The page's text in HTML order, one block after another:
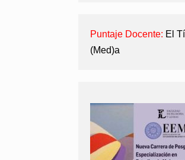
Puntaje Docente: El
(Med)a